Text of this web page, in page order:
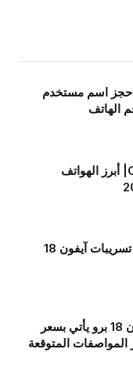
حجز اسم مستخدم
الهاتف
أبرزها Oppo Reno 16| أبرز الهواتف
من 8 إلى 9 جيجا رام| تسريبات آيفون 18
ارتفاع في السعر| آيفون 18 برو يأتي بسعر